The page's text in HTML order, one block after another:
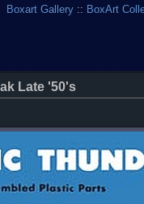
Boxart Gallery :: BoxArt
Late '50's